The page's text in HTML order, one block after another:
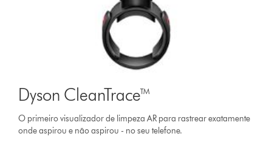
Dyson CleanTrace™
O primeiro visualizador de limpeza AR para rastrear exatamente
onde aspirou e não aspirou - no seu telefone.